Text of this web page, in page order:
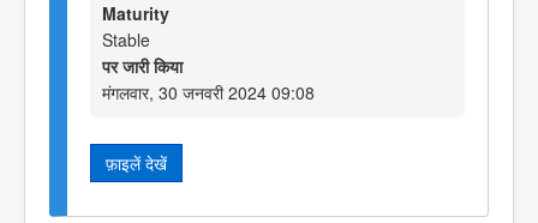
Maturity
Stable
पर जारी किया
मंगलवार, 30 जनवरी 2024 09:08
फ़ाइलें देखें